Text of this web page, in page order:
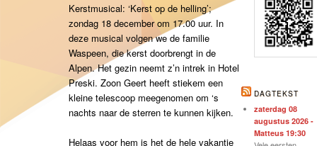
Kerstmusical: ‘Kerst op de helling’;
zondag 18 december om 17.00 uur. In
deze musical volgen we de familie
Waspeen, die kerst doorbrengt in de
Alpen. Het gezin neemt z’n intrek in Hotel
Preski. Zoon Geert heeft stiekem een
kleine telescoop meegenomen om ‘s
nachts naar de sterren te kunnen kijken.
Helaas voor hem is het de hele vakantie
DAGTEKST
zaterdag 08
augustus 2026 -
Matteus 19:30